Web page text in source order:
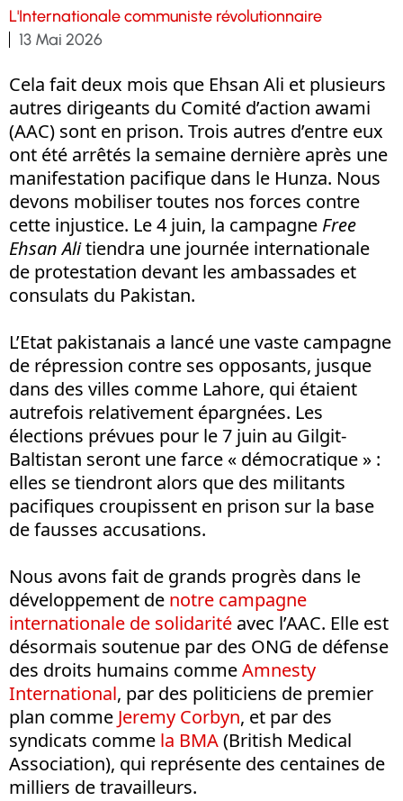
L'Internationale communiste révolutionnaire
13 Mai 2026
Cela fait deux mois que Ehsan Ali et plusieurs
autres dirigeants du Comité d’action awami
(AAC) sont en prison. Trois autres d’entre eux
ont été arrêtés la semaine dernière après une
manifestation pacifique dans le Hunza. Nous
devons mobiliser toutes nos forces contre
cette injustice. Le 4 juin, la campagne Free
Ehsan Alitiendra une journée internationale
de protestation devant les ambassades et
consulats du Pakistan.
L’Etat pakistanais a lancé une vaste campagne
de répression contre ses opposants, jusque
dans des villes comme Lahore, qui étaient
autrefois relativement épargnées. Les
élections prévues pour le 7 juin au Gilgit-
Baltistan seront une farce « démocratique » :
elles se tiendront alors que des militants
pacifiques croupissent en prison sur la base
de fausses accusations.
Nous avons fait de grands progrès dans le
développement de notre campagne
internationale de solidarité avec l’AAC. Elle est
désormais soutenue par des ONG de défense
des droits humains commeAmnesty
International, par des politiciens de premier
plan comme Jeremy Corbyn, et par des
syndicats comme la BMA(British Medical
Association), qui représente des centaines de
milliers de travailleurs.